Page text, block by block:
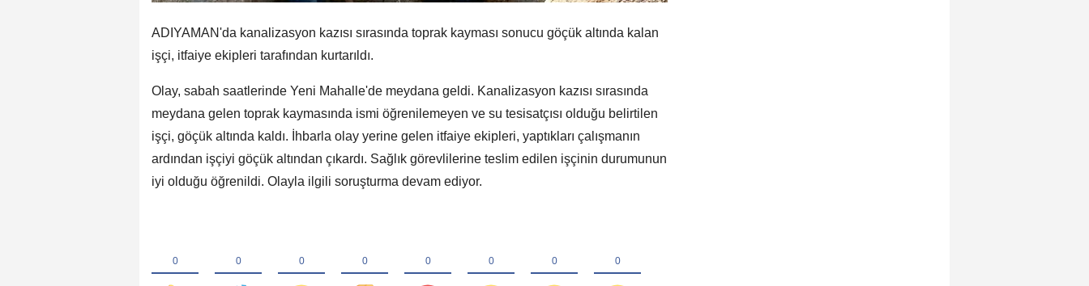
ADIYAMAN'da kanalizasyon kazısı sırasında toprak kayması sonucu göçük altında kalan
işçi, itfaiye ekipleri tarafından kurtarıldı.
Olay, sabah saatlerinde Yeni Mahalle'de meydana geldi. Kanalizasyon kazısı sırasında
meydana gelen toprak kaymasında ismi öğrenilemeyen ve su tesisatçısı olduğu belirtilen
işçi, göçük altında kaldı. İhbarla olay yerine gelen itfaiye ekipleri, yaptıkları çalışmanın
ardından işçiyi göçük altından çıkardı. Sağlık görevlilerine teslim edilen işçinin durumunun
iyi olduğu öğrenildi. Olayla ilgili soruşturma devam ediyor.